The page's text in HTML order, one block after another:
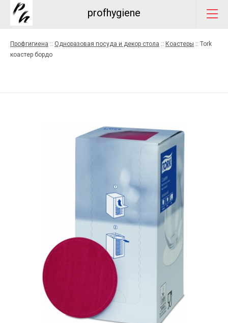
profhygiene
Профгигиена :: Одноразовая посуда и декор стола :: Коастеры :: Tork
коастер бордо